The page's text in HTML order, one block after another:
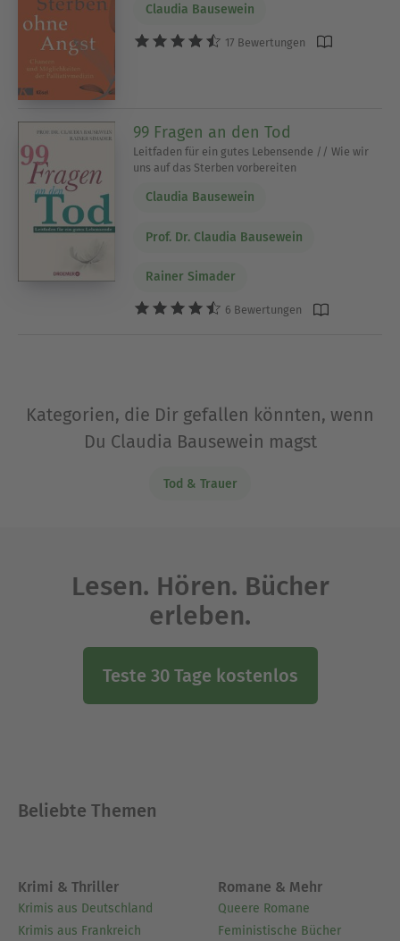
Claudia Bausewein
17 Bewertungen
99 Fragen an den Tod
Leitfaden für ein gutes Lebensende // Wie wir
uns auf das Sterben vorbereiten
Claudia Bausewein
Prof. Dr. Claudia Bausewein
Rainer Simader
6 Bewertungen
Kategorien, die Dir gefallen könnten, wenn
Du Claudia Bausewein magst
Tod & Trauer
Lesen. Hören. Bücher
erleben.
Teste 30 Tage kostenlos
Beliebte Themen
Krimi & Thriller
Krimis aus Deutschland
Krimis aus Frankreich
Romane & Mehr
Queere Romane
Feministische Bücher